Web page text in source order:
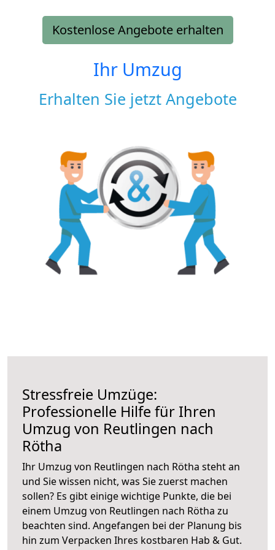
Kostenlose Angebote erhalten
Ihr Umzug
Erhalten Sie jetzt Angebote
Stressfreie Umzüge:
Professionelle Hilfe für Ihren
Umzug von Reutlingen nach
Rötha
Ihr Umzug von Reutlingen nach Rötha steht an
und Sie wissen nicht, was Sie zuerst machen
sollen? Es gibt einige wichtige Punkte, die bei
einem Umzug von Reutlingen nach Rötha zu
beachten sind. Angefangen bei der Planung bis
hin zum Verpacken Ihres kostbaren Hab & Gut.